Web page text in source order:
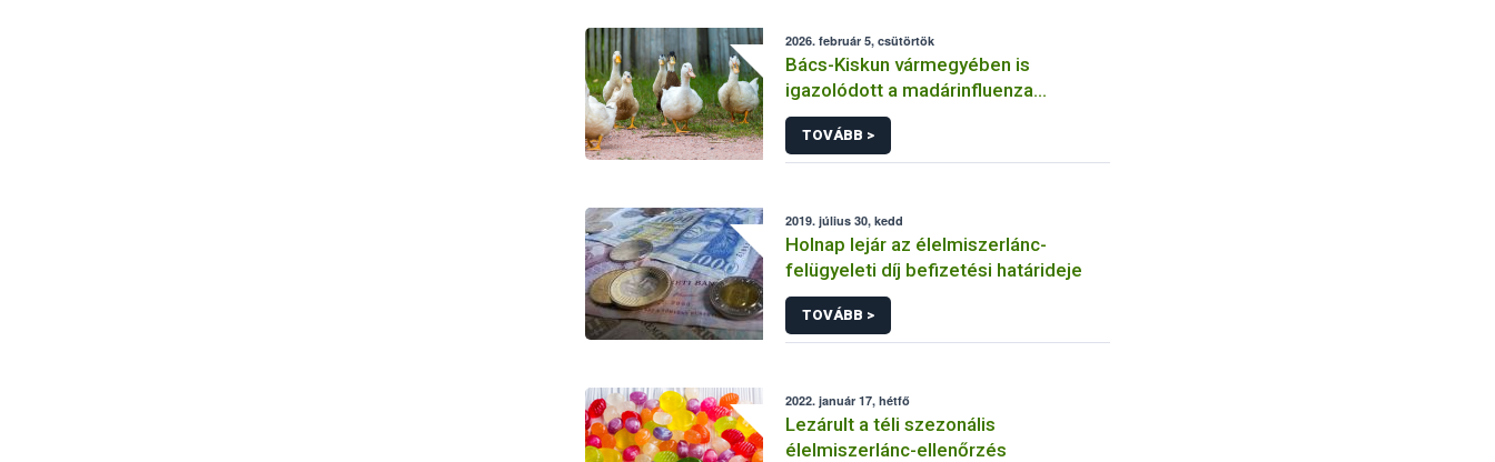
2026. február 5, csütörtök
Bács-Kiskun vármegyében is
igazolódott a madárinfluenza
jelenléte
TOVÁBB >
2019. július 30, kedd
Holnap lejár az élelmiszerlánc-
felügyeleti díj befizetési határideje
TOVÁBB >
2022. január 17, hétfő
Lezárult a téli szezonális
élelmiszerlánc-ellenőrzés